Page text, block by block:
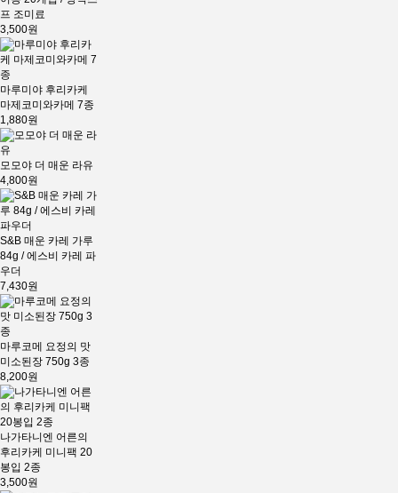
프 조미료
3,500원
마루미야 후리카케
마제코미와카메 7종
1,880원
모모야 더 매운 라유
4,800원
S&B 매운 카레 가루
84g / 에스비 카레 파
우더
7,430원
마루코메 요정의 맛
미소된장 750g 3종
8,200원
나가타니엔 어른의
후리카케 미니팩 20
봉입 2종
3,500원